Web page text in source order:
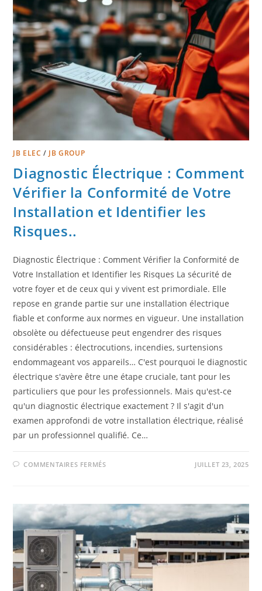
JB ELEC / JB GROUP
Diagnostic Électrique : Comment
Vérifier la Conformité de Votre
Installation et Identifier les
Risques..
Diagnostic Électrique : Comment Vérifier la Conformité de
Votre Installation et Identifier les Risques La sécurité de
votre foyer et de ceux qui y vivent est primordiale. Elle
repose en grande partie sur une installation électrique
fiable et conforme aux normes en vigueur. Une installation
obsolète ou défectueuse peut engendrer des risques
considérables : électrocutions, incendies, surtensions
endommageant vos appareils… C'est pourquoi le diagnostic
électrique s'avère être une étape cruciale, tant pour les
particuliers que pour les professionnels. Mais qu'est-ce
qu'un diagnostic électrique exactement ? Il s'agit d'un
examen approfondi de votre installation électrique, réalisé
par un professionnel qualifié. Ce…
COMMENTAIRES FERMÉS JUILLET 23, 2025